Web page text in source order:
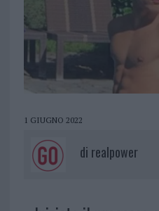
1 GIUGNO 2022
di realpower